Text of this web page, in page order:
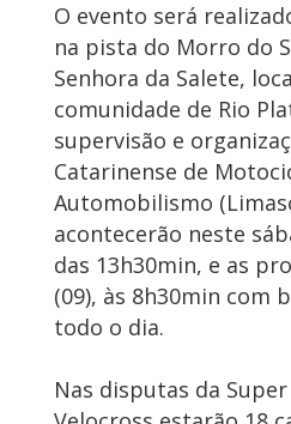
O evento será
na pista do Morro do
Senhora da Salete,
comunidade de Rio
supervisão e
Catarinense de
Automobilismo
acontecerão neste
das 13h30min, e as
(09), às 8h30min com
todo o dia.
Nas disputas da